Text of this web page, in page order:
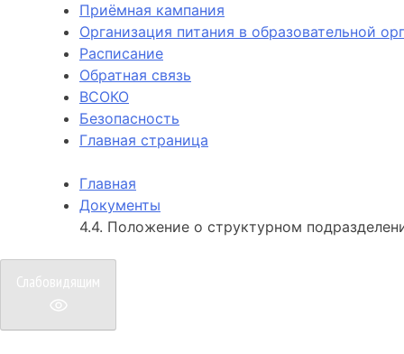
Приёмная кампания
Организация питания в образовательной
Расписание
Обратная связь
ВСОКО
Безопасность
Главная страница
Главная
Документы
4.4. Положение о структурном
Слабовидящим